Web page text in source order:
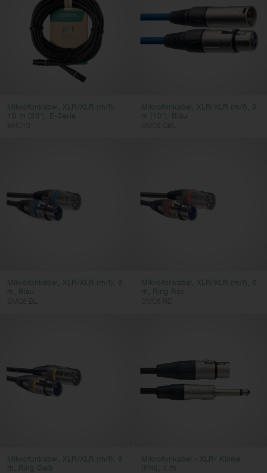
Video Kabel
Adapterkabel
Stromkabel
DC-Netzkabel
Steckverbinder
XLR
Mikrofonkabel, XLR/XLR (m/f),
10 m (33'), E-Serie
Mikrofonkabel, XLR/XLR (m/f), 3
m (10'), Blau
Mikrofonkabel, XLR/XLR (m/f), 6
m, Blau
Mikrofonkabel, XLR/XLR (m/f), 6
m, Ring Rot
Mikrofonkabel, XLR/XLR (m/f), 6
m, Ring Gelb
Mikrofonkabel - XLR/ Klinke
(f/m), 1 m